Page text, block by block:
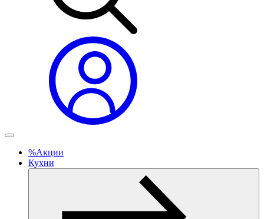
%Акции
Кухни